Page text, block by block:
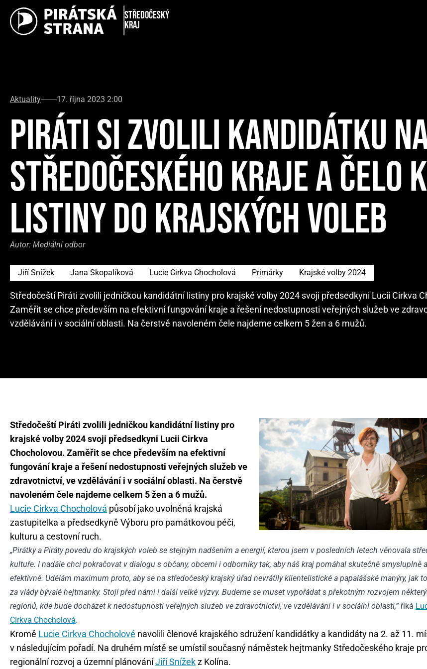
Středočeský
kraj
Aktuality 17. října 2023 2:00
PIRÁTI SI ZVOLILI KANDIDÁTKU
STŘEDOČESKÉHO KRAJE A ČELO
LISTINY DO KRAJSKÝCH VOLEB
Autor: Mediální odbor
Jiří Snížek Jana Skopalíková Lucie Cirkva Chocholová Primárky Krajské volby 2024
Středočeští Piráti zvolili jedničkou kandidátní listiny pro krajské volby 2024 svoji předsedkyni Lucii Cirkva
Zaměřit se chce především na efektivní fungování kraje a řešení nedostupnosti veřejných služeb ve
vzdělávání i v sociální oblasti. Na čerstvě navoleném čele najdeme celkem 5 žen a 6 mužů.
Středočeští Piráti zvolili jedničkou kandidátní listiny pro
krajské volby 2024 svoji předsedkyni Lucii Cirkva
Chocholovou. Zaměřit se chce především na efektivní
fungování kraje a řešení nedostupnosti veřejných služeb ve
zdravotnictví, ve vzdělávání i v sociální oblasti. Na čerstvě
navoleném čele najdeme celkem 5 žen a 6 mužů.
Lucie Cirkva Chocholová působí jako uvolněná krajská
zastupitelka a předsedkyně Výboru pro památkovou péči,
kulturu a cestovní ruch.
„Pirátky a Piráty povedu do krajských voleb se stejným nadšením a energií, kterou jsem v posledních letech věnovala
kultuře. I nadále chci pokračovat v dialogu s občany, obcemi i odborníky tak, aby náš kraj pomáhal skutečně smysluplně a
efektivně. Udělám maximum proto, aby se na středočeský krajský úřad nevrátily klientelistické a papalášské manýry, jak
za vlády bývalé hejtmanky. Stojí před námi i další velké výzvy. Budeme se muset vypořádat s překotným rozvojem
regionů, kde bude docházet k nedostupnosti veřejných služeb ve zdravotnictví, ve vzdělávání i v sociální oblasti,“říká
Cirkva Chocholová.
Kromě Lucie Cirkva Chocholové navolili členové krajského sdružení kandidátky a kandidáty na 2. až 11.
v následujícím pořadí. Na druhém místě se umístil současný náměstek hejtmanky Středočeského kraje
regionální rozvoj a územní plánováníJiří Snížekz Kolína.